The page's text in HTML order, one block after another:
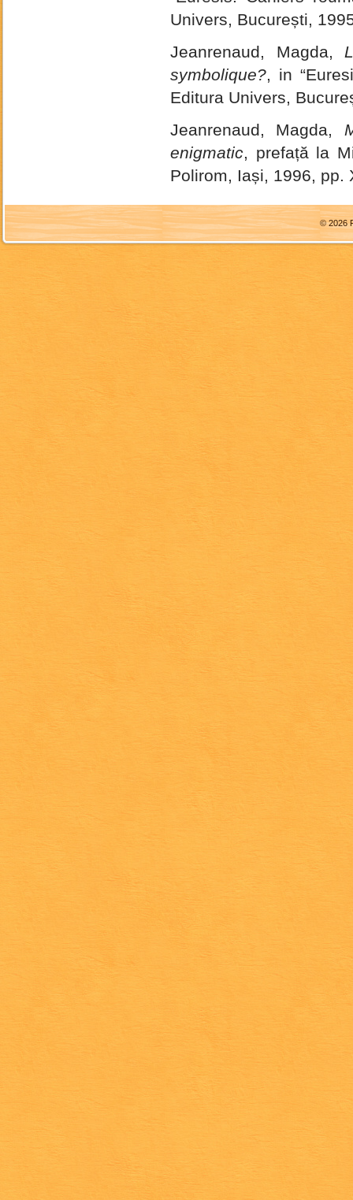
Univers, București,
Jeanrenaud, Magda,
symbolique?, in
Editura Univers,
Jeanrenaud, Magda,
enigmatic, prefață la
Polirom, Iași, 1996, pp.
© 2026